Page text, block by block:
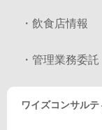
・飲食店情報
・管理業務委託
ワイズコンサル